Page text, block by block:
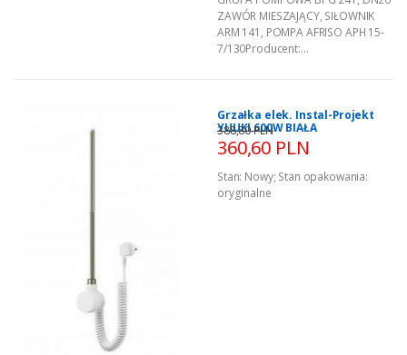
ZAWÓR MIESZAJĄCY, SIŁOWNIK
ARM 141, POMPA AFRISO APH 15-
7/130Producent:...
Grzałka elek. Instal-Projekt
YUUKI 600W BIAŁA
360,60 PLN
388,80 PLN
Stan: Nowy; Stan opakowania:
oryginalne